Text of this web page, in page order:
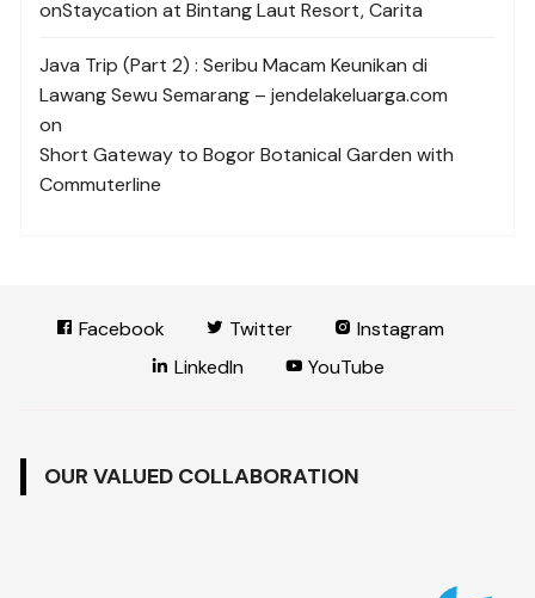
onStaycation at Bintang Laut Resort, Carita
Java Trip (Part 2) : Seribu Macam Keunikan di
Lawang Sewu Semarang – jendelakeluarga.com
on
Short Gateway to Bogor Botanical Garden with
Commuterline
Facebook Twitter
Instagram
LinkedIn
YouTube
OUR VALUED COLLABORATION